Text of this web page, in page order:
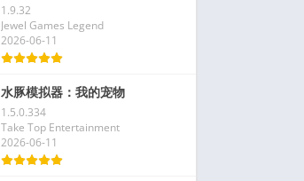
1.9.32
Jewel Games Legend
2026-06-11
水豚模拟器：我的宠物
1.5.0.334
Take Top Entertainment
2026-06-11